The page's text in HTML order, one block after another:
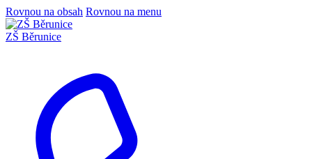
Rovnou na obsah Rovnou na menu
ZŠ Běrunice